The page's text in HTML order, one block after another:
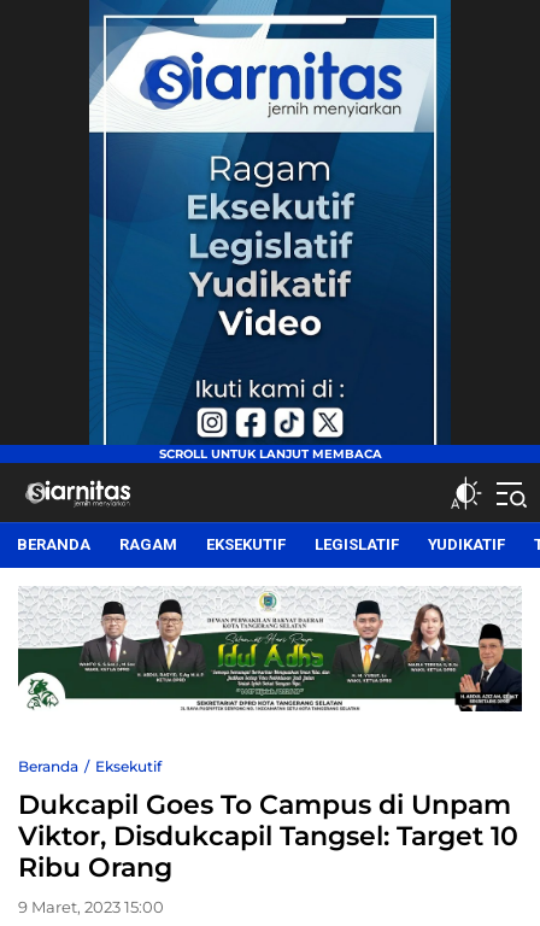
siarnitas
Jernih Menyiarkan
BERANDA RAGAM EKSEKUTIF LEGISLATIF YUDIKATIF
Beranda Eksekutif
Dukcapil Goes To Campus di Unpam
Viktor, Disdukcapil Tangsel: Target 10
Ribu Orang
9 Maret, 2023 15:00